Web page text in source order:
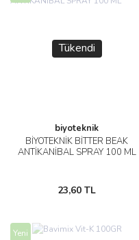
Tükendi
biyoteknik
BİYOTEKNİK BİTTER BEAK
ANTİKANİBAL SPRAY 100 ML
23,60 TL
Yeni